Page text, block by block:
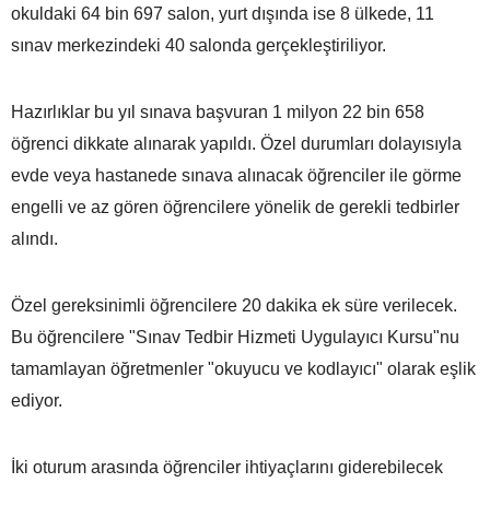
okuldaki 64 bin 697 salon, yurt dışında ise 8 ülkede, 11
sınav merkezindeki 40 salonda gerçekleştiriliyor.
Hazırlıklar bu yıl sınava başvuran 1 milyon 22 bin 658
öğrenci dikkate alınarak yapıldı. Özel durumları dolayısıyla
evde veya hastanede sınava alınacak öğrenciler ile görme
engelli ve az gören öğrencilere yönelik de gerekli tedbirler
alındı.
Özel gereksinimli öğrencilere 20 dakika ek süre verilecek.
Bu öğrencilere "Sınav Tedbir Hizmeti Uygulayıcı Kursu"nu
tamamlayan öğretmenler "okuyucu ve kodlayıcı" olarak eşlik
ediyor.
İki oturum arasında öğrenciler ihtiyaçlarını giderebilecek